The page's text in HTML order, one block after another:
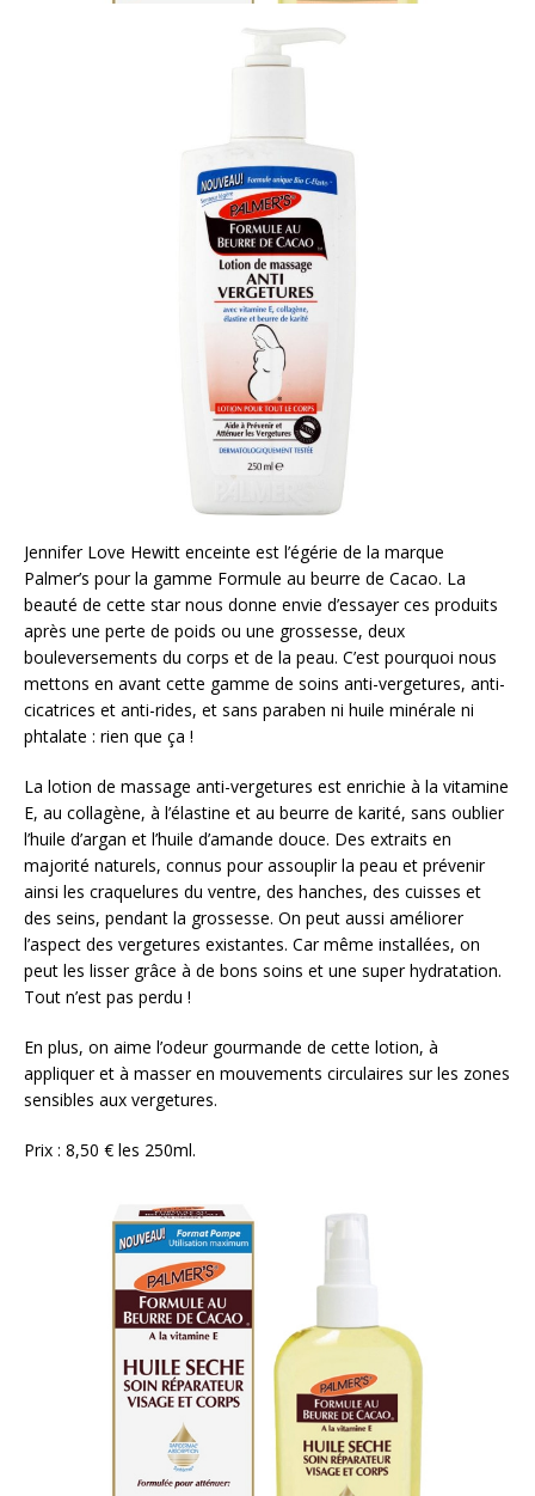
Jennifer Love Hewitt enceinte est l’égérie de la marque
Palmer’s pour la gamme Formule au beurre de Cacao. La
beauté de cette star nous donne envie d’essayer ces produits
après une perte de poids ou une grossesse, deux
bouleversements du corps et de la peau. C’est pourquoi nous
mettons en avant cette gamme de soins anti-vergetures, anti-
cicatrices et anti-rides, et sans paraben ni huile minérale ni
phtalate : rien que ça !
La lotion de massage anti-vergetures est enrichie à la vitamine
E, au collagène, à l’élastine et au beurre de karité, sans oublier
l’huile d’argan et l’huile d’amande douce. Des extraits en
majorité naturels, connus pour assouplir la peau et prévenir
ainsi les craquelures du ventre, des hanches, des cuisses et
des seins, pendant la grossesse. On peut aussi améliorer
l’aspect des vergetures existantes. Car même installées, on
peut les lisser grâce à de bons soins et une super hydratation.
Tout n’est pas perdu !
En plus, on aime l’odeur gourmande de cette lotion, à
appliquer et à masser en mouvements circulaires sur les zones
sensibles aux vergetures.
Prix : 8,50 € les 250ml.